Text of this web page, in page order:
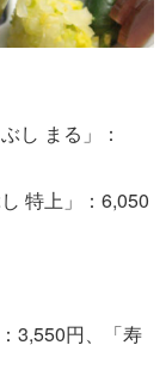
し まる」：
特上」：6,050
3,550円、「寿